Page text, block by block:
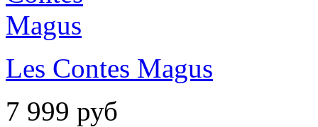
Les Contes Magus
7 999 руб